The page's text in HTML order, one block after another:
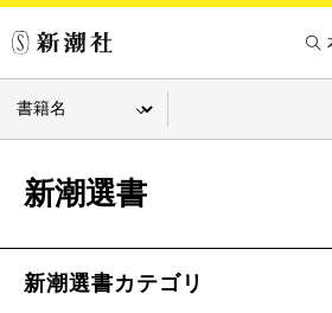
新潮選書
新潮選書カテゴリ